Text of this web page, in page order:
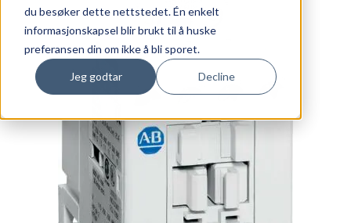
du besøker dette nettstedet. Én enkelt
informasjonskapsel blir brukt til å huske
preferansen din om ikke å bli sporet.
Jeg godtar Decline
Om oss